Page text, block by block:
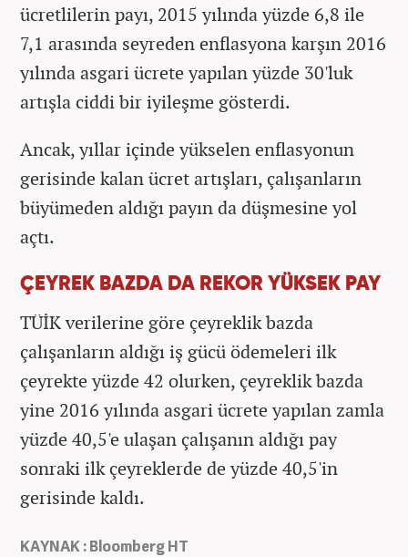
ücretlilerin payı, 2015 yılında yüzde 6,8 ile
7,1 arasında seyreden enflasyona karşın 2016
yılında asgari ücrete yapılan yüzde 30'luk
artışla ciddi bir iyileşme gösterdi.
Ancak, yıllar içinde yükselen enflasyonun
gerisinde kalan ücret artışları, çalışanların
büyümeden aldığı payın da düşmesine yol
açtı.
ÇEYREK BAZDA DA REKOR YÜKSEK PAY
TÜİK verilerine göre çeyreklik bazda
çalışanların aldığı iş gücü ödemeleri ilk
çeyrekte yüzde 42 olurken, çeyreklik bazda
yine 2016 yılında asgari ücrete yapılan zamla
yüzde 40,5'e ulaşan çalışanın aldığı pay
sonraki ilk çeyreklerde de yüzde 40,5'in
gerisinde kaldı.
KAYNAK : Bloomberg HT